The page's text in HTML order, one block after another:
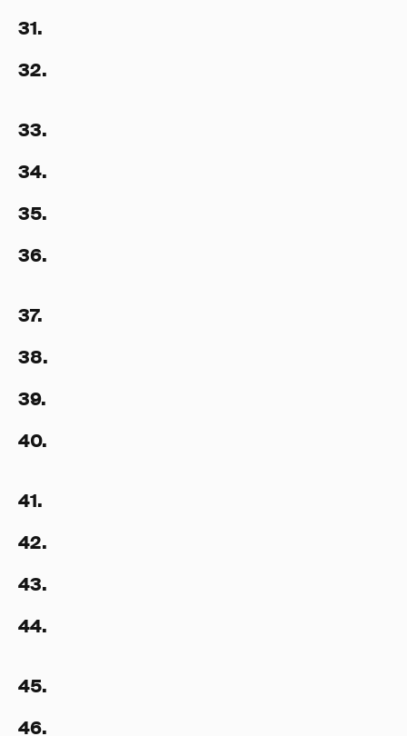
31.
32.
33.
34.
35.
36.
37.
38.
39.
40.
41.
42.
43.
44.
45.
46.